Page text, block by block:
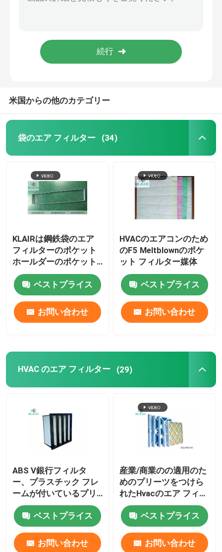
クリーンルームの空気シャワー
活動化したカーボン エア フィルター
プリーツをつけられたエア フィルター
空気清浄器フィルター
層流キャビネット
パス ボックス
米国からの他のカテゴリー
袋のエア フィルター (34)
KLAIRは鋼鉄袋のエア
フィルターのポケット
ホールダーのポケット
フィルター フレームに
電流を通した
ベストプライス
お問い合わせ
HVACのエアコンのため
のF5 Meltblownのポケ
ット フィルター媒体
ベストプライス
お問い合わせ
HVAC のエア フィルター (29)
ABS V銀行フィルタ
ー、プラスチック フレ
ームが付いているプリ
ーツをつけられたヘパ
のエア フィルター
HVACシステム
ベストプライス
お問い合わせ
産業/商業のの適用のた
めのプリーツをつけら
れたHvacのエア フィル
ターG3 G4メルブ遺跡8
ベストプライス
お問い合わせ